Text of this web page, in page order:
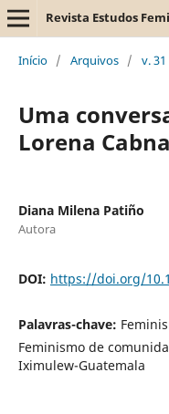
Revista Estudos
Início / Arquivos / v.
Uma
Lorena
Diana Milena Patiño
Autora
DOI: https://doi.org/
Palavras-chave:
Feminismo de
Iximulew-Guatemala